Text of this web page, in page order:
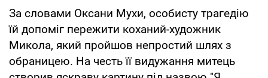
За словами Оксани Мухи, особисту трагедію
їй допоміг пережити коханий-художник
Микола, який пройшов непростий шлях з
обраницею. На честь її видужання митець